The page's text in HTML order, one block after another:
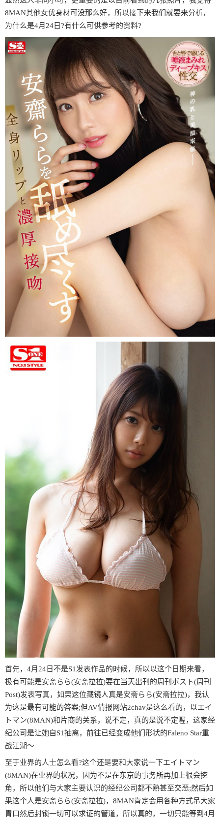
8MAN其他女优身材可没那么好，所以接下来我们就要来分析，
为什么是4月24日?有什么可供参考的资料?
首先，4月24日不是S1发表作品的时候，所以以这个日期来看，
极有可能是安斋らら(安斋拉拉)要在当天出刊的周刊ポスト(周刊
Post)发表写真，如果这位藏镜人真是安斋らら(安斋拉拉)，我认
为这是最有可能的答案;但AV情报网站2chav是这么看的，以エイ
トマン(8MAN)和片商的关系，说不定，真的是说不定喔，这家经
纪公司是让她自S1抽离，前往已经变成他们形状的Faleno Star重
战江湖〜
至于业界的人士怎么看?这个还是要和大家说一下エイトマン
(8MAN)在业界的状况，因为不是在东京的事务所再加上很会挖
角，所以他们与大家主要认识的经纪公司都不熟甚至交恶;然后如
果这个人是安斋らら(安斋拉拉)，8MAN肯定会用各种方式吊大家
胃口然后封锁一切可以求证的管道，所以真的，一切只能等到4月